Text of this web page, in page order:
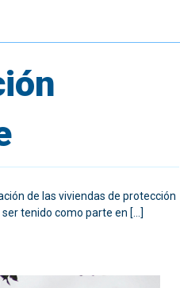
de las viviendas de protección
ser tenido como parte en […]